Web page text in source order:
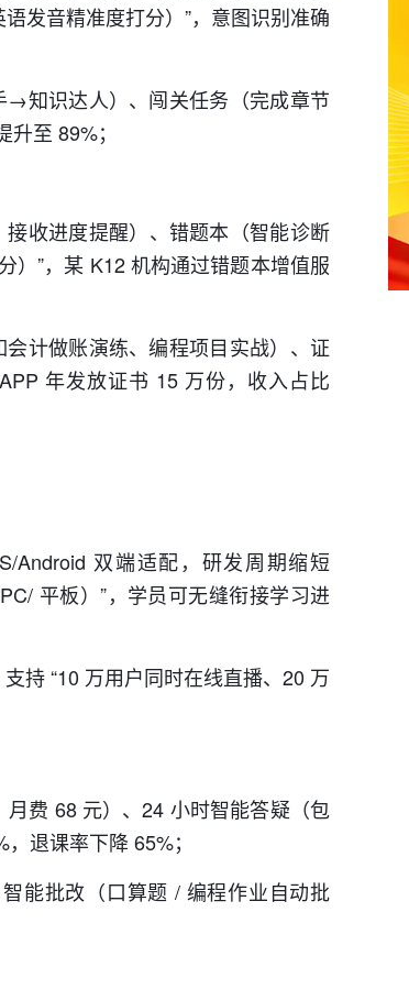
发音精准度打分）”，意图识别准确
→知识达人）、闯关任务（完成章节
至 89%；
收进度提醒）、错题本（智能诊断
）”，某 K12 机构通过错题本增值服
计做账演练、编程项目实战）、证
年发放证书 15 万份，收入占比
Android 双端适配，研发周期缩短
平板）”，学员可无缝衔接学习进
持 “10 万用户同时在线直播、20 万
费 68 元）、24 小时智能答疑（包
退课率下降 65%；
能批改（口算题 / 编程作业自动批